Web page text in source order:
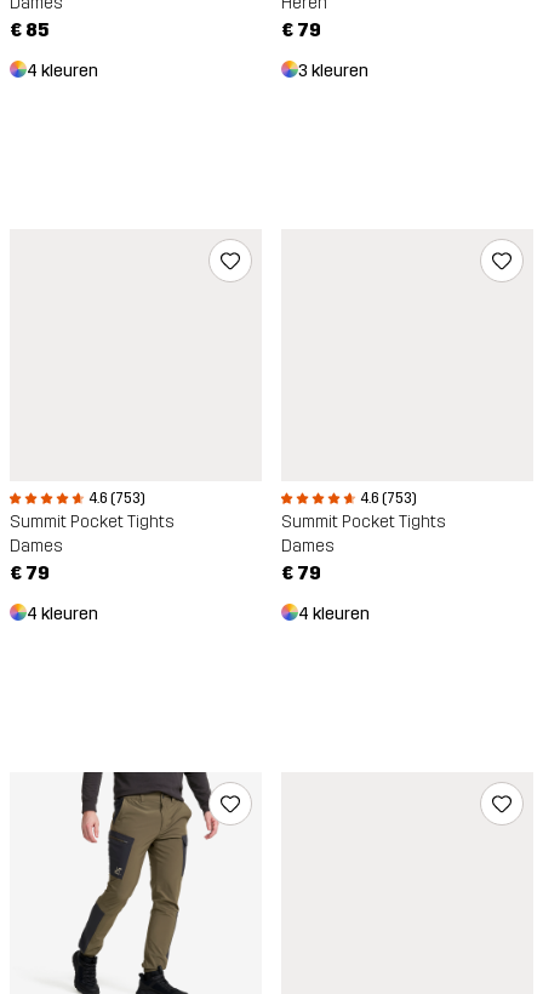
€ 85
4 kleuren
€ 79
3 kleuren
4.6 (753)
Summit Pocket Tights
Dames
€ 79
4 kleuren
4.6 (753)
Summit Pocket Tights
Dames
€ 79
4 kleuren